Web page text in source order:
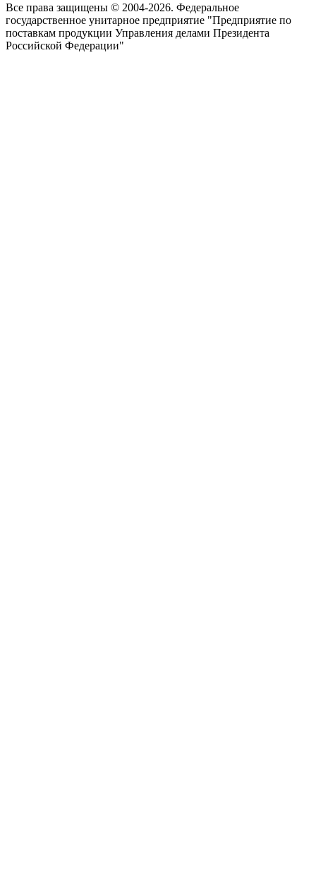
Все права защищены © 2004-2026. Федеральное
государственное унитарное предприятие "Предприятие по
поставкам продукции Управления делами Президента
Российской Федерации"